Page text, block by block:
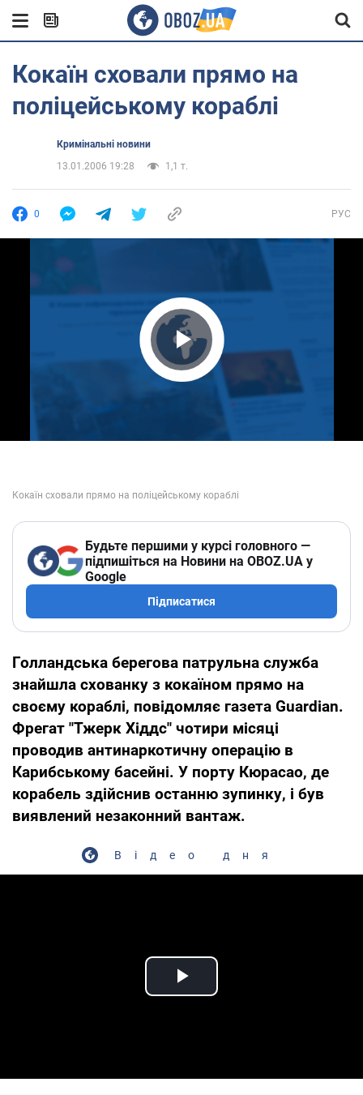
Кокаїн сховали прямо на
поліцейському кораблі
Кримінальні новини
13.01.2006 19:28
1,1 т.
0 РУС
Play Video
Будьте першими у курсі головного —
підпишіться на Новини на OBOZ.UA у
Google
Підписатися
Голландська берегова патрульна служба
знайшла схованку з кокаїном прямо на
своєму кораблі, повідомляє газета Guardian.
Фрегат "Тжерк Хіддс" чотири місяці
проводив антинаркотичну операцію в
Карибському басейні. У порту Кюрасао, де
корабель здійснив останню зупинку, і був
виявлений незаконний вантаж.
Відео дня
Play Video